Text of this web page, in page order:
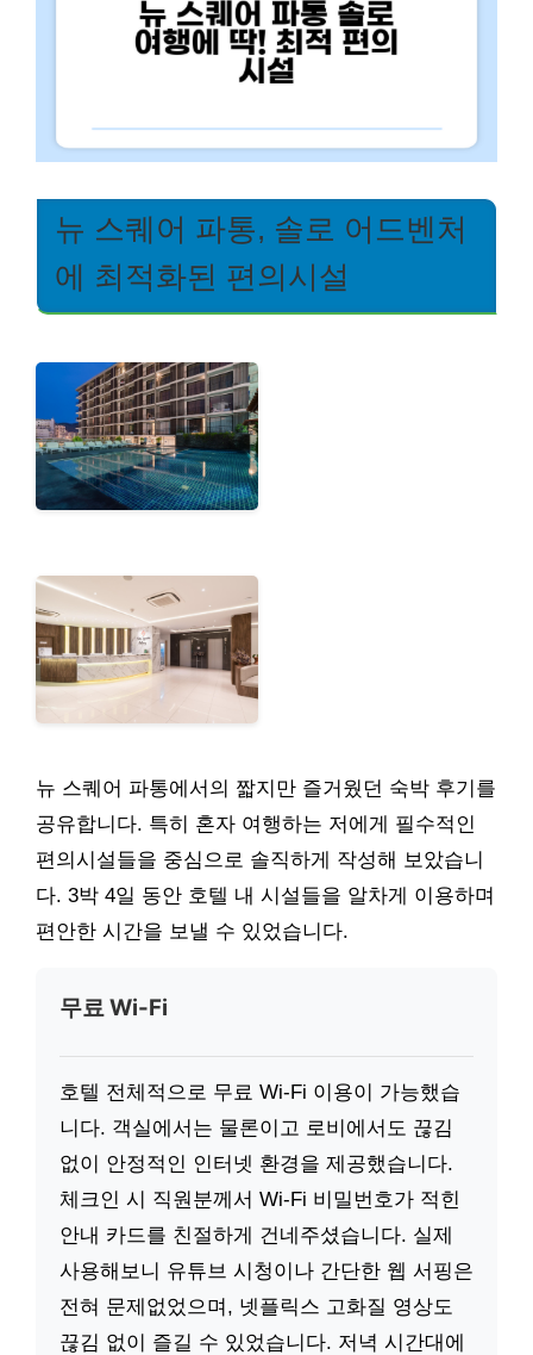
뉴 스퀘어 파통, 솔로 어드벤처
에 최적화된 편의시설
뉴 스퀘어 파통에서의 짧지만 즐거웠던 숙박 후기를
공유합니다. 특히 혼자 여행하는 저에게 필수적인
편의시설들을 중심으로 솔직하게 작성해 보았습니
다. 3박 4일 동안 호텔 내 시설들을 알차게 이용하며
편안한 시간을 보낼 수 있었습니다.
무료 Wi-Fi
호텔 전체적으로 무료 Wi-Fi 이용이 가능했습
니다. 객실에서는 물론이고 로비에서도 끊김
없이 안정적인 인터넷 환경을 제공했습니다.
체크인 시 직원분께서 Wi-Fi 비밀번호가 적힌
안내 카드를 친절하게 건네주셨습니다. 실제
사용해보니 유튜브 시청이나 간단한 웹 서핑은
전혀 문제없었으며, 넷플릭스 고화질 영상도
끊김 없이 즐길 수 있었습니다. 저녁 시간대에